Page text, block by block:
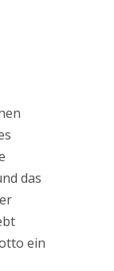
das
ein